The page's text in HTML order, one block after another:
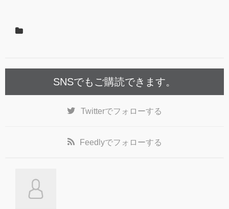
SNSでもご購読できます。
Twitterでフォローする
Feedlyでフォローする